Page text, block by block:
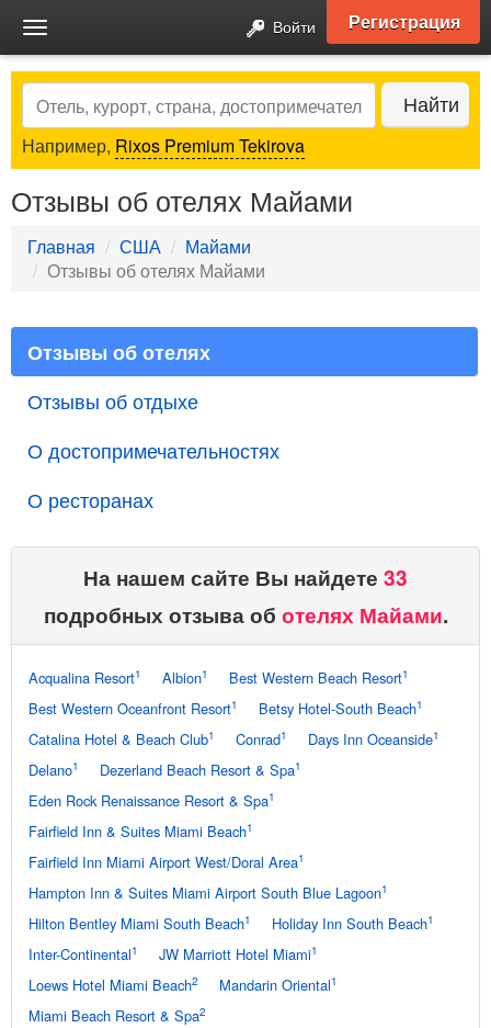
Toggle
navigation
Войти Регистрация
Search Найти
Например, Rixos Premium Tekirova
Отзывы об отелях Майами
Главная США
Майами
Отзывы об отелях Майами
Отзывы об отелях
Отзывы об отдыхе
О достопримечательностях
О ресторанах
На нашем сайте Вы найдете 33
подробных отзыва об отелях Майами.
Acqualina Resort1 Albion1 Best Western Beach Resort1
Best Western Oceanfront Resort1 Betsy Hotel-South Beach1
Catalina Hotel & Beach Club1 Conrad1 Days Inn Oceanside1
Delano1 Dezerland Beach Resort & Spa1
Eden Rock Renaissance Resort & Spa1
Fairfield Inn & Suites Miami Beach1
Fairfield Inn Miami Airport West/Doral Area1
Hampton Inn & Suites Miami Airport South Blue Lagoon1
Hilton Bentley Miami South Beach1 Holiday Inn South Beach1
Inter-Continental1 JW Marriott Hotel Miami1
Loews Hotel Miami Beach2 Mandarin Oriental1
Miami Beach Resort & Spa2